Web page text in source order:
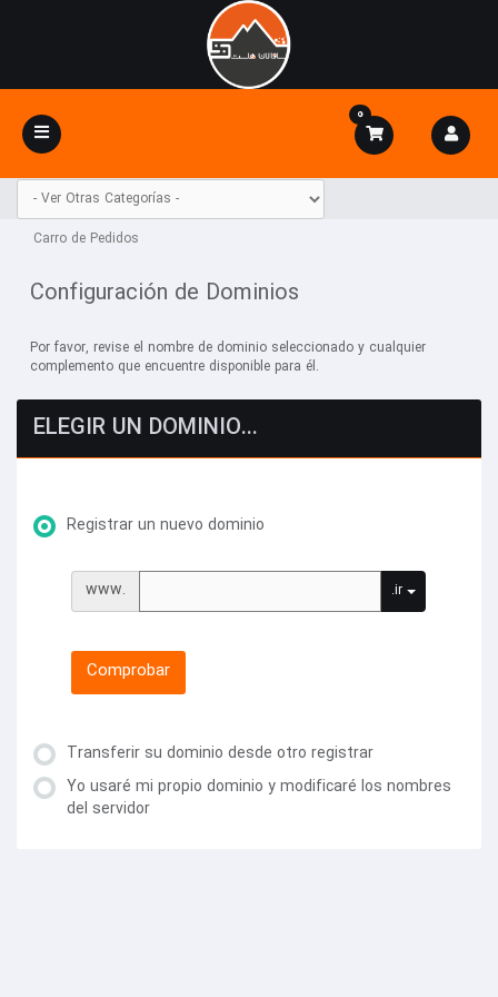
Alternar
Navegación
0
Carro de Pedidos
Configuración de Dominios
Por favor, revise el nombre de dominio seleccionado y cualquier
complemento que encuentre disponible para él.
ELEGIR UN DOMINIO...
Registrar un nuevo dominio
www. .ir
Comprobar
Transferir su dominio desde otro registrar
Yo usaré mi propio dominio y modificaré los nombres
del servidor